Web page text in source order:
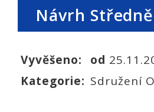
Návrh
Vyvěšeno: od
Kategorie: Sdružení